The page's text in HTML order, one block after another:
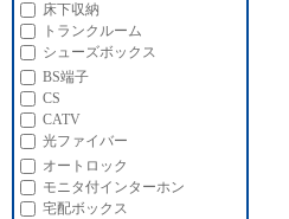
床下収納
トランクルーム
シューズボックス
BS端子
CS
CATV
光ファイバー
オートロック
モニタ付インターホン
宅配ボックス